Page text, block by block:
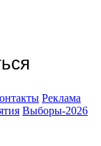
Реклама
Выборы-2026